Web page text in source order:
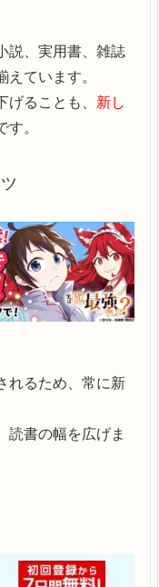
説、実用書、雑誌
ています。
ることも、 新し
す。
れるため、常に新
読書の幅を広げま